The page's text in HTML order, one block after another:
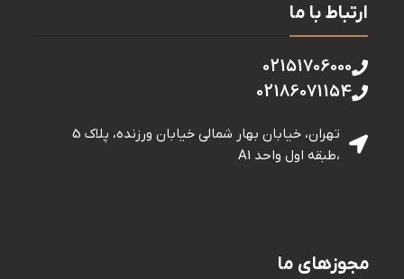
ارتباط با ما
02151706000
02186071154
تهران، خیابان بهار شمالی خيابان ورزنده، پلاک 5
،طبقه اول واحد A1
مجوزهای ما